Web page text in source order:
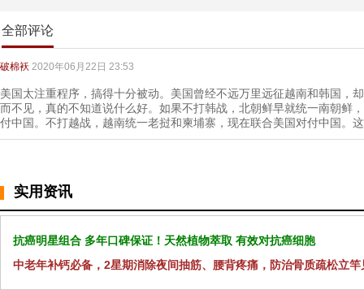
全部评论
破棉袄 2020年06月22日 23:53
美国太注重程序，搞得十分被动。美国曾经不远万里远征越南和韩国，
而不见，真的不知道说什么好。如果不打韩战，北朝鲜早就统一南朝鲜
付中国。不打越战，越南统一老挝和柬埔寨，现在联合美国对付中国。
实用资讯
抗癌明星组合 多年口碑保证！天然植物萃取 有效对抗癌细胞
中老年补钙必备，2星期消除夜间抽筋、腰背疼痛，防治骨质疏松立竿